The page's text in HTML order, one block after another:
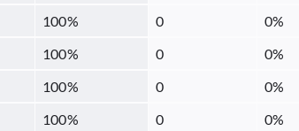
100% 0 0%
100% 0 0%
100% 0 0%
100% 0 0%